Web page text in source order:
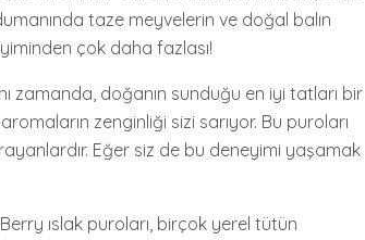
taze meyvelerin ve doğal balın
çok daha fazlası!
zamanda, doğanın sunduğu en iyi tatları bir
zenginliği sizi sarıyor. Bu puroları
Eğer siz de bu deneyimi yaşamak
ıslak puroları, birçok yerel tütün